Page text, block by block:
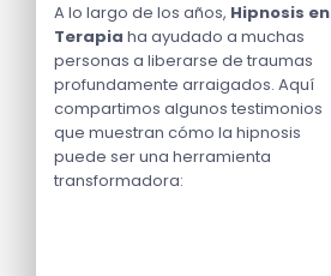
A lo largo de los años, Hipnosis en
Terapia ha ayudado a muchas
personas a liberarse de traumas
profundamente arraigados. Aquí
compartimos algunos testimonios
que muestran cómo la hipnosis
puede ser una herramienta
transformadora: